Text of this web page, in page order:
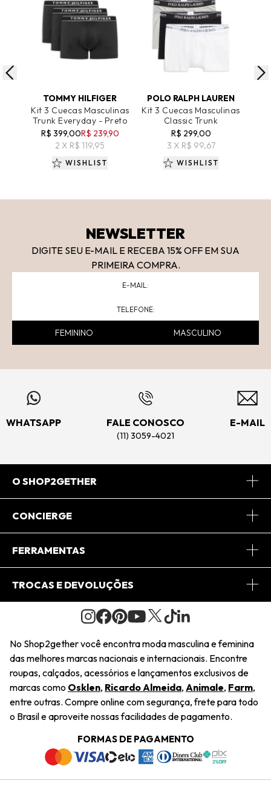
TOMMY HILFIGER
Kit 3 Cuecas Masculinas
Trunk Everyday - Preto
R$ 399,00R$ 239,90
2 X R$ 119,95
WISHLIST
POLO RALPH LAUREN
Kit 3 Cuecas Masculinas
Classic Trunk
R$ 299,00
3 X R$ 99,67
WISHLIST
NEWSLETTER
DIGITE SEU E-MAIL E RECEBA 15% OFF EM SUA
PRIMEIRA COMPRA.
FEMININO MASCULINO
WHATSAPP FALE CONOSCO
(11) 3059-4021
E-MAIL
O SHOP2GETHER
Sobre Nós
Journal
Saiu na Mídia
Sustentabilidade
Navegando
Termos e Condições
Trabalhe Conosco
CONCIERGE
Central de Relacionamento
Regulamento e Promoções
FERRAMENTAS
Minha Conta
Pedido de Presente
Wishlist
TROCAS E DEVOLUÇÕES
Condições Gerais
Troca Fácil
Restituição de Pagamento
Dúvidas Frequentes
Termos e Condições
Política de Privacidade
No Shop2gether você encontra moda masculina e feminina
das melhores marcas nacionais e internacionais. Encontre
roupas, calçados, acessórios e lançamentos exclusivos de
marcas como Osklen, Ricardo Almeida, Animale, Farm,
entre outras. Compre online com segurança, frete para todo
o Brasil e aproveite nossas facilidades de pagamento.
FORMAS DE PAGAMENTO